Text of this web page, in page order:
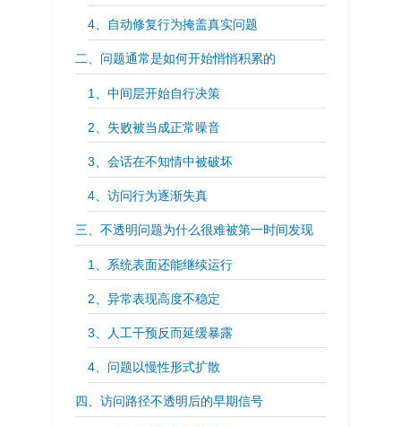
4、自动修复行为掩盖真实问题
二、问题通常是如何开始悄悄积累的
1、中间层开始自行决策
2、失败被当成正常噪音
3、会话在不知情中被破坏
4、访问行为逐渐失真
三、不透明问题为什么很难被第一时间发现
1、系统表面还能继续运行
2、异常表现高度不稳定
3、人工干预反而延缓暴露
4、问题以慢性形式扩散
四、访问路径不透明后的早期信号